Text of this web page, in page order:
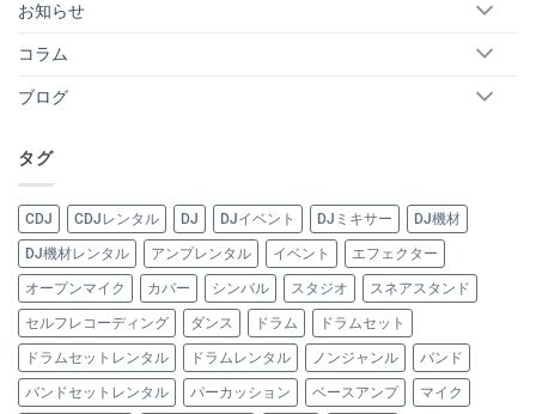
お知らせ
コラム
ブログ
タグ
CDJ CDJレンタル DJ DJイベント DJミキサー DJ機材
DJ機材レンタル アンプレンタル イベント エフェクター
オープンマイク カバー シンバル スタジオ スネアスタンド
セルフレコーディング ダンス ドラム ドラムセット
ドラムセットレンタル ドラムレンタル ノンジャンル バンド
バンドセットレンタル パーカッション ベースアンプ マイク